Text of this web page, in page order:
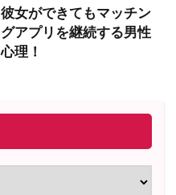
彼女ができてもマッチン
グアプリを継続する男性
心理！